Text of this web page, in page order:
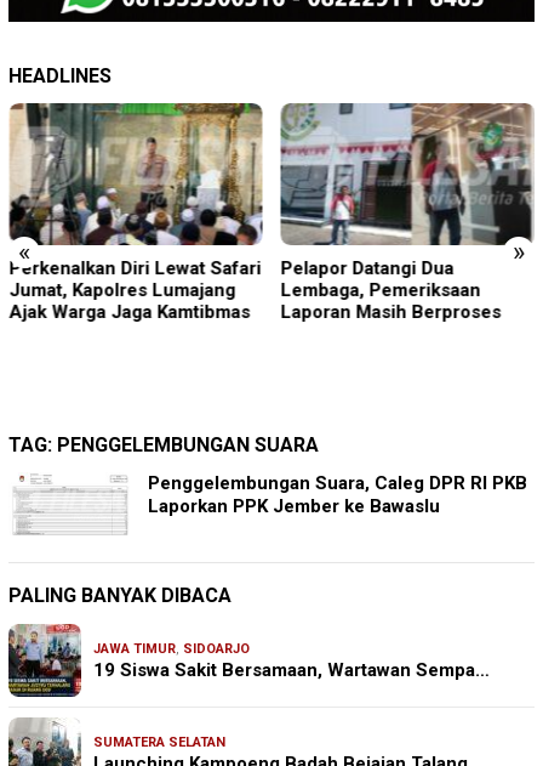
HEADLINES
« »
Diri Lewat Safari
Kapolres Lumajang
Warga Jaga Kamtibmas
Pelapor Datangi Dua
Lembaga, Pemeriksaan
Laporan Masih Berproses
TAG: PENGGELEMBUNGAN SUARA
Penggelembungan Suara, Caleg DPR RI PKB
Laporkan PPK Jember ke Bawaslu
PALING BANYAK DIBACA
JAWA TIMUR, SIDOARJO
19 Siswa Sakit Bersamaan, Wartawan Sempa…
SUMATERA SELATAN